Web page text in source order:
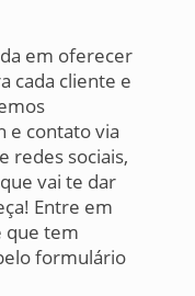
em oferecer
cada cliente e
e contato via
redes sociais,
vai te dar
Entre em
que tem
formulário